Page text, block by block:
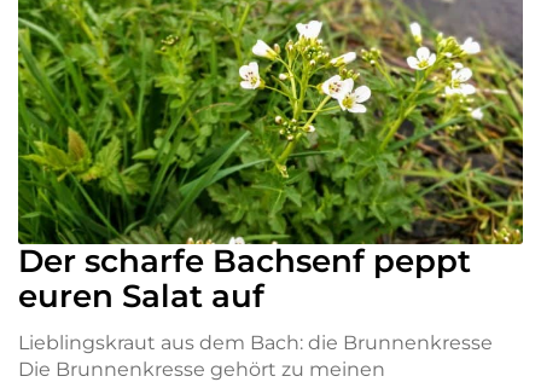
Der scharfe Bachsenf peppt
euren Salat auf
Lieblingskraut aus dem Bach: die Brunnenkresse
Die Brunnenkresse gehört zu meinen